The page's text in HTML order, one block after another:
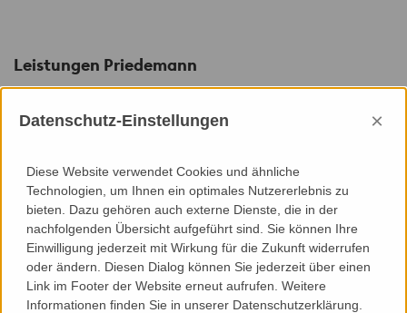
Leistungen Priedemann
Engineering
Grundlagenermittlung und Zielstellung
System/Konzeptentwicklung
Mock-Up Entwicklung
Materialauszug/-Bestellunterlagen
Fertigungsunterlagen
Montage(planung) Dokumentation
Datenschutz-Einstellungen ×
Diese Website verwendet Cookies und ähnliche
Technologien, um Ihnen ein optimales Nutzererlebnis zu
bieten. Dazu gehören auch externe Dienste, die in der
nachfolgenden Übersicht aufgeführt sind. Sie können Ihre
Einwilligung jederzeit mit Wirkung für die Zukunft widerrufen
oder ändern. Diesen Dialog können Sie jederzeit über einen
Link im Footer der Website erneut aufrufen. Weitere
Informationen finden Sie in unserer Datenschutzerklärung.